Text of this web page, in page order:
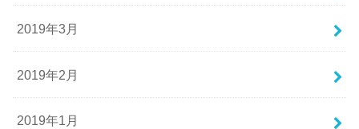
2019年3月
2019年2月
2019年1月